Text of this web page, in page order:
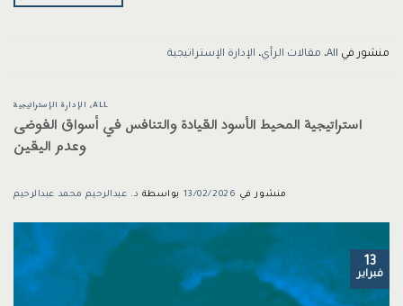
منشور في All، مقالات الرأي، الإدارة الإستراتيجية
ALL، الإدارة الإستراتيجية
استراتيجية المحيط الأسود القيادة والتنافس في أسواق الفوضى
وعدم اليقين
منشور في 13/02/2026 بواسطة د. عبدالرحيم محمد عبدالرحيم
13
فبراير